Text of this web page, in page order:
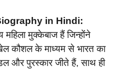
in Hindi:
महिला मुक्केबाज हैं जिन्होंने
कौशल के माध्यम से भारत का
और पुरस्कार जीते हैं, साथ ही